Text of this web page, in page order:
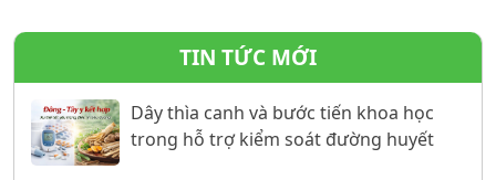
TIN TỨC MỚI
Dây thìa canh và bước tiến khoa học
trong hỗ trợ kiểm soát đường huyết